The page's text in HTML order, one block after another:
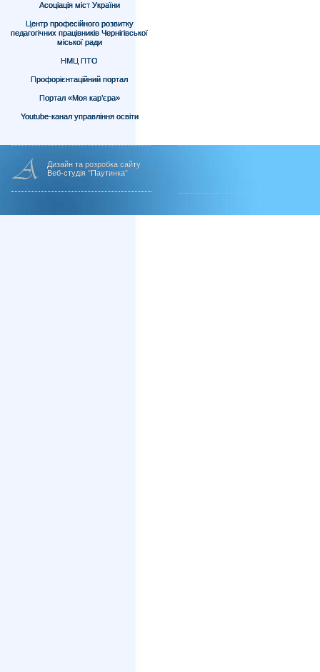
Асоціація міст України
Центр професійного розвитку
педагогічних працівників Чернігівської
міської ради
НМЦ ПТО
Профорієнтаційний портал
Портал «Моя кар’єра»
Youtube-канал управління освіти
Дизайн та розробка сайту
Веб-студія "Паутинка"